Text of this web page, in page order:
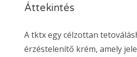
Áttekintés
A tktx egy célzottan
érzéstelenítő krém, amely